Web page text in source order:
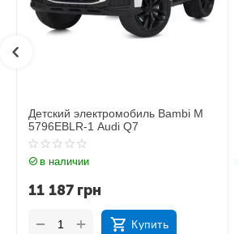
Детский электромобиль Bambi M
6020EBLR-12 Mercedes
в наличии
10 732 грн
Купить
+
−